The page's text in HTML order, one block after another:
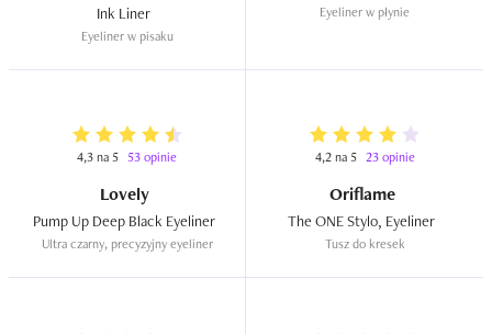
Eyeliner w pisaku
Eyeliner w płynie
4,3 na 5 53 opinie
Lovely
Ultra czarny, precyzyjny eyeliner
4,2 na 5 23 opinie
Oriflame
Tusz do kresek